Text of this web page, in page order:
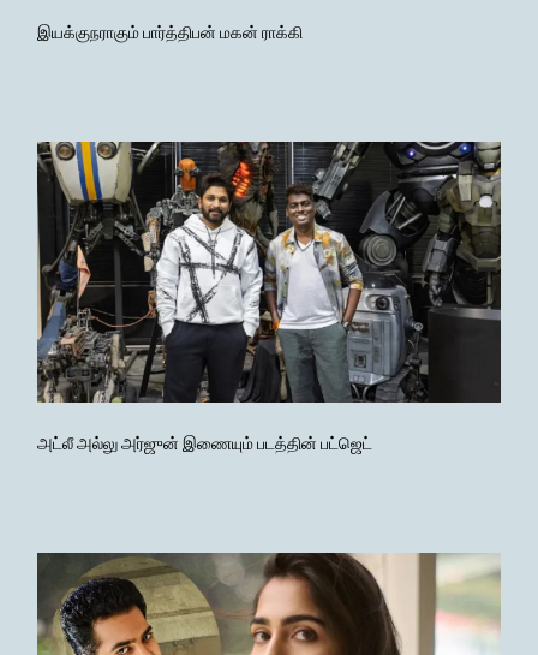
இயக்குநராகும் பார்த்திபன் மகன் ராக்கி
அட்லீ அல்லு அர்ஜுன் இணையும் படத்தின் பட்ஜெட்